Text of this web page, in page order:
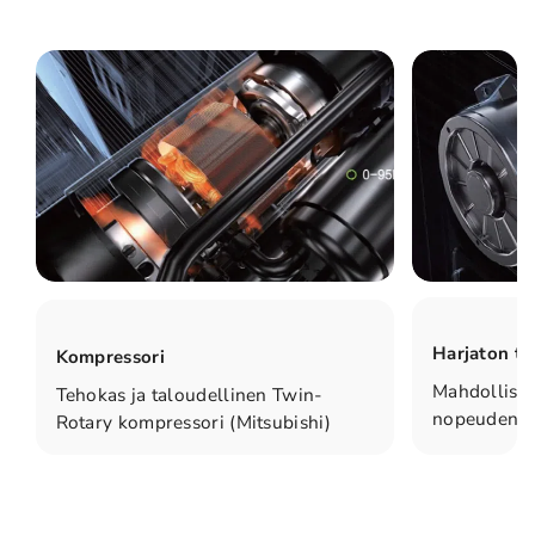
Kompressori
Tehokas ja taloudellinen Twin-
Rotary kompressori (Mitsubishi)
Harjaton